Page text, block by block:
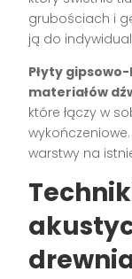
grubościach i
ją do
Płyty
materiałów
które łączy w
warstwy na